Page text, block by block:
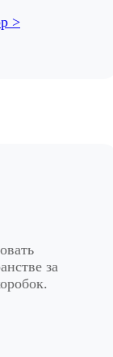
>
за